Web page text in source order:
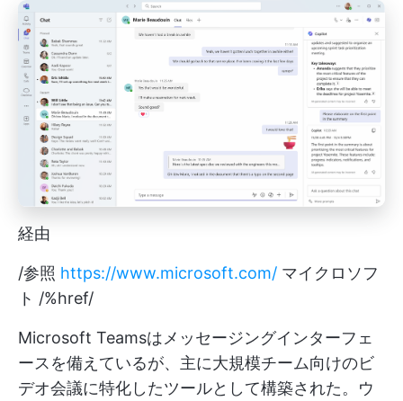
経由
/参照 https://www.microsoft.com/ マイクロソフ
ト /%href/
Microsoft Teamsはメッセージングインターフェ
ースを備えているが、主に大規模チーム向けのビ
デオ会議に特化したツールとして構築された。ウ